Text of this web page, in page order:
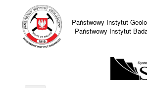
Państwowy Instytut
Państwowy Instytut